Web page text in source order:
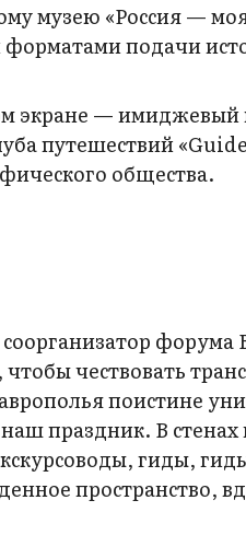
музею «Россия —
подачи
экране — имиджевый
путешествий
общества.
форума
чествовать
поистине
праздник. В стенах
гиды,
пространство,